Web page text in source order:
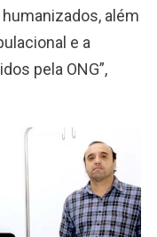
além
e a
pela ONG”,